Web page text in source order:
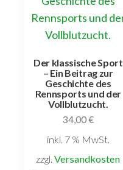
Der klassische Sport
– Ein Beitrag zur
Geschichte des
Rennsports und der
Vollblutzucht.
34,00€
inkl. 7 % MwSt.
zzgl.Versandkosten